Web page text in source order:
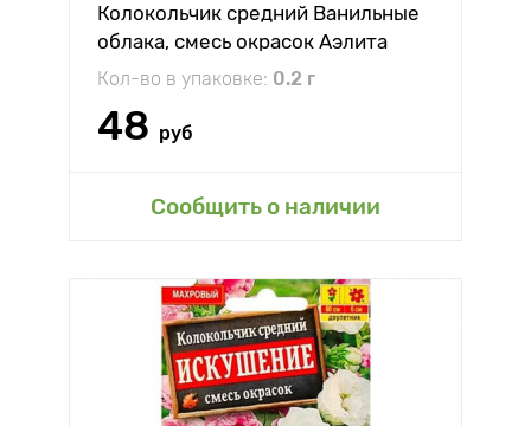
Колокольчик средний Ванильные
облака, смесь окрасок Аэлита
Кол-во в упаковке: 0.2 г
48 руб
Сообщить о наличии